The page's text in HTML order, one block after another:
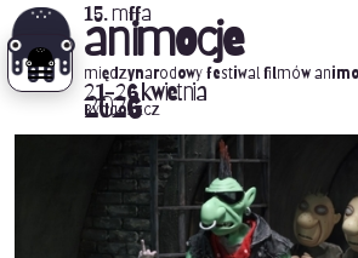
15. mffa
animocje
2026
międzynarodowy festiwal filmów
21-26 kwietnia
Bydgoszcz